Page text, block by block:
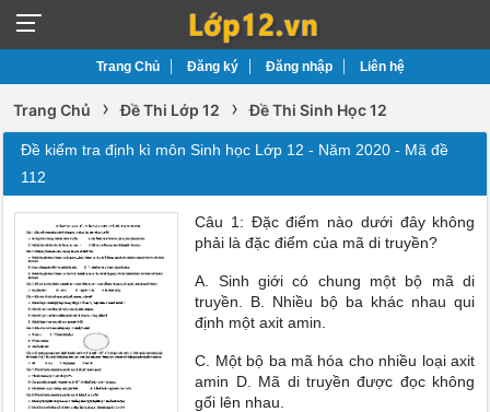
Trang Chủ Đăng ký Đăng nhập Liên hệ
Trang Chủ › Đề Thi Lớp 12 › Đề Thi Sinh Học 12
Đề kiểm tra định kì môn Sinh học Lớp 12 - Năm 2020 - Mã đề
112
Câu 1: Đặc điểm nào dưới đây không
phải là đặc điểm của mã di truyền?
A. Sinh giới có chung một bộ mã di
truyền. B. Nhiều bộ ba khác nhau qui
định một axit amin.
C. Một bộ ba mã hóa cho nhiều loại axit
amin D. Mã di truyền được đọc không
gối lên nhau.